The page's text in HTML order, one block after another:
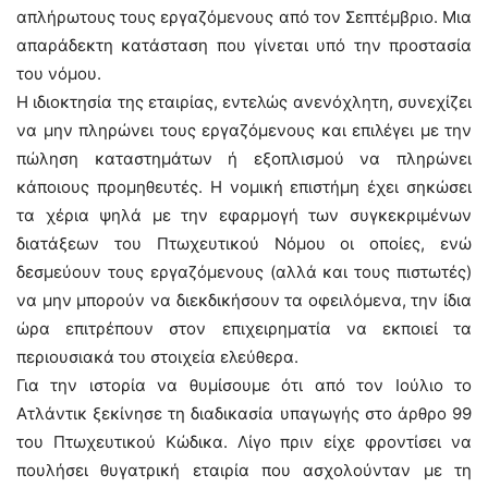
απλήρωτους τους εργαζόμενους από τον Σεπτέμβριο. Μια
απαράδεκτη κατάσταση που γίνεται υπό την προστασία
του νόμου.
Η ιδιοκτησία της εταιρίας, εντελώς ανενόχλητη, συνεχίζει
να μην πληρώνει τους εργαζόμενους και επιλέγει με την
πώληση καταστημάτων ή εξοπλισμού να πληρώνει
κάποιους προμηθευτές. Η νομική επιστήμη έχει σηκώσει
τα χέρια ψηλά με την εφαρμογή των συγκεκριμένων
διατάξεων του Πτωχευτικού Νόμου οι οποίες, ενώ
δεσμεύουν τους εργαζόμενους (αλλά και τους πιστωτές)
να μην μπορούν να διεκδικήσουν τα οφειλόμενα, την ίδια
ώρα επιτρέπουν στον επιχειρηματία να εκποιεί τα
περιουσιακά του στοιχεία ελεύθερα.
Για την ιστορία να θυμίσουμε ότι από τον Ιούλιο το
Ατλάντικ ξεκίνησε τη διαδικασία υπαγωγής στο άρθρο 99
του Πτωχευτικού Κώδικα. Λίγο πριν είχε φροντίσει να
πουλήσει θυγατρική εταιρία που ασχολούνταν με τη